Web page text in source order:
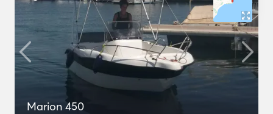
Marion 450